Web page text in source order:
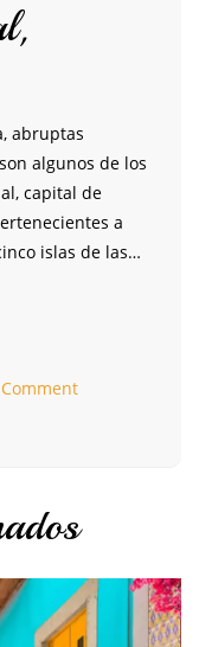
abruptas
algunos de los
capital de
a
islas de las…